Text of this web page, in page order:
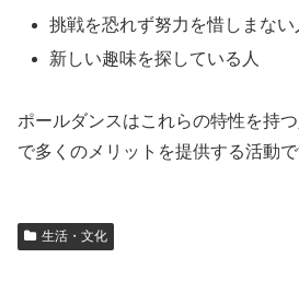
挑戦を恐れず努力を惜しまない
新しい趣味を探している人
ポールダンスはこれらの特性を持
で多くのメリットを提供する活動で
生活・文化